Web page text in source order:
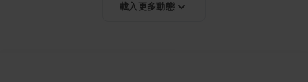
載入更多動態